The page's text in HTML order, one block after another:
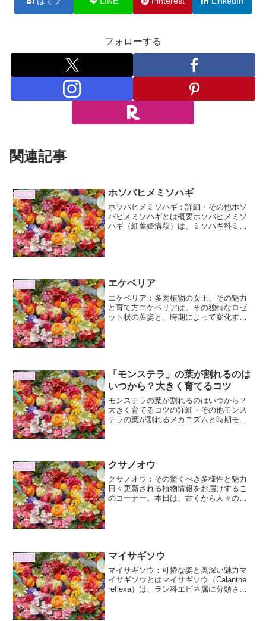
フォローする
関連記事
花情報 ホソバヒメミソハギ
ホソバヒメミソハギ：詳細・その他ホソ
バヒメミソハギとは概要ホソバヒメミソ
ハギ（細葉姫溝萩）は、ミソハギ科ミソ
花情報 エケベリア
エケベリア：多肉植物の女王、その魅力
と育て方エケベリアは、その独特なロゼ
ット状の葉姿と、時期によって変化する
花情報
「モンステラ」の葉が割れるのは
いつから？大きく育てるコツ
モンステラの葉が割れるのはいつから？
大きく育てるコツの詳細・その他モンス
テラの葉が割れるメカニズムと時期モン
花情報 クサノオウ
クサノオウ：その驚くべき多様性と魅力
日々更新される植物情報をお届けするこ
のコーナー。本日は、古くから人々の暮
花情報 マイサギソウ
マイサギソウ：可憐な姿と奥深い魅力マ
イサギソウとはマイサギソウ（Calanthe
reflexa）は、ラン科エビネ属に分類され